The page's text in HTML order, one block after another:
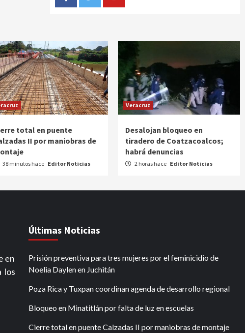
total en puente
II por maniobras de
38 minutos hace Editor Noticias
Veracruz
Desalojan bloqueo en
tiradero de Coatzacoalcos;
habrá denuncias
2 horas hace Editor Noticias
en
los
Últimas Noticias
Prisión preventiva para tres mujeres por el feminicidio de
Noelia Daylen en Juchitán
Poza Rica y Tuxpan coordinan agenda de desarrollo regional
Bloqueo en Minatitlán por falta de luz en escuelas
Cierre total en puente Calzadas II por maniobras de montaje